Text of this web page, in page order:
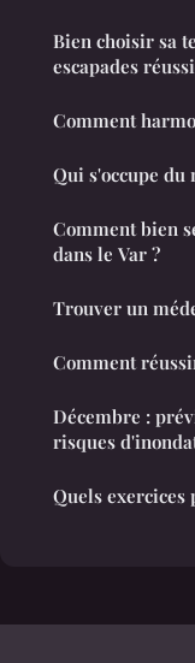
Bien choisir sa
escapades
Comment
Qui s'occupe du
Comment bien
dans le Var ?
Trouver un
Comment
Décembre :
risques
Quels exercices